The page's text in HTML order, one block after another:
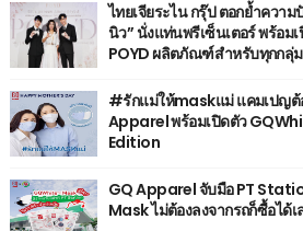
ไทยเจียระไน กรุ๊ป ตอกย้ำควา
นิว” นั่งแท่นพรีเซ็นเตอร์ พร้อม
POYD ผลิตภัณฑ์สำหรับทุกกลุ่
#รักแม่ให้maskแม่ แคมเปญต้
Apparel พร้อมเปิดตัว
Edition
GQ Apparel จับมือ PT
Mask ไม่ต้องลงจากรถก็ซื้อได้เ